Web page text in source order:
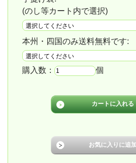
(のし等カート内で選択)
本州・四国のみ送料無料です:
購入数： 個